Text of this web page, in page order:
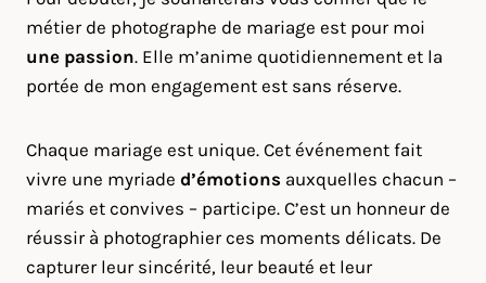
métier de photographe de mariage est pour moi
une passion. Elle m’anime quotidiennement et la
portée de mon engagement est sans réserve.
Chaque mariage est unique. Cet événement fait
vivre une myriade d’émotions auxquelles chacun –
mariés et convives – participe. C’est un honneur de
réussir à photographier ces moments délicats. De
capturer leur sincérité, leur beauté et leur